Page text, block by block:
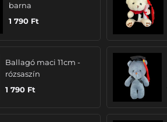
barna
1 790 Ft
Ballagó maci 11cm -
rózsaszín
1 790 Ft